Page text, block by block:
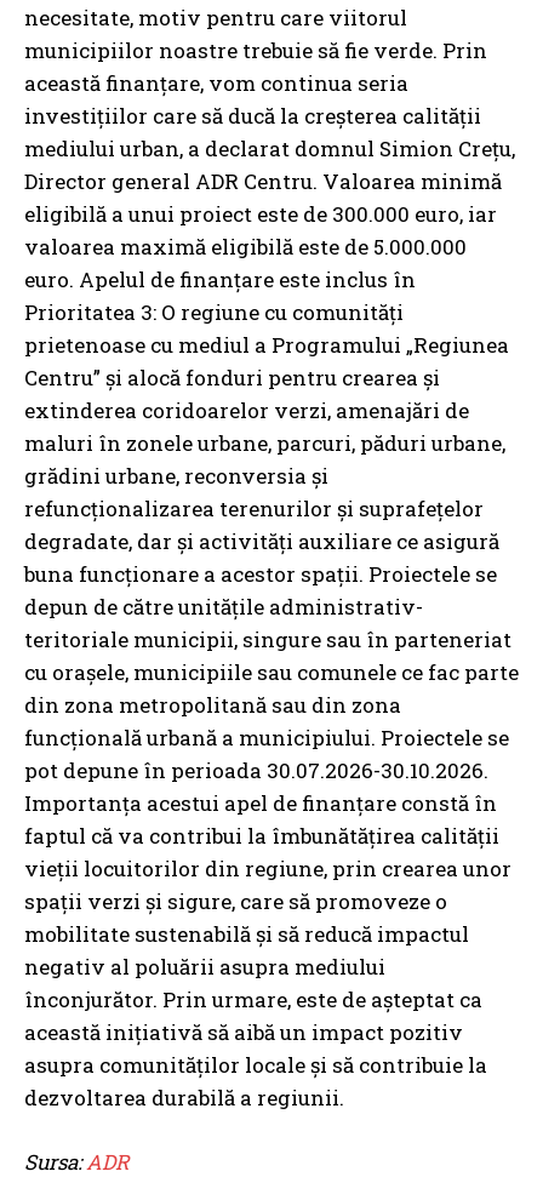
necesitate, motiv pentru care viitorul
municipiilor noastre trebuie să fie verde. Prin
această finanțare, vom continua seria
investițiilor care să ducă la creșterea calității
mediului urban, a declarat domnul Simion Crețu,
Director general ADR Centru. Valoarea minimă
eligibilă a unui proiect este de 300.000 euro, iar
valoarea maximă eligibilă este de 5.000.000
euro. Apelul de finanțare este inclus în
Prioritatea 3: O regiune cu comunități
prietenoase cu mediul a Programului „Regiunea
Centru” și alocă fonduri pentru crearea și
extinderea coridoarelor verzi, amenajări de
maluri în zonele urbane, parcuri, păduri urbane,
grădini urbane, reconversia și
refuncționalizarea terenurilor și suprafețelor
degradate, dar și activități auxiliare ce asigură
buna funcționare a acestor spații. Proiectele se
depun de către unitățile administrativ-
teritoriale municipii, singure sau în parteneriat
cu orașele, municipiile sau comunele ce fac parte
din zona metropolitană sau din zona
funcțională urbană a municipiului. Proiectele se
pot depune în perioada 30.07.2026-30.10.2026.
Importanța acestui apel de finanțare constă în
faptul că va contribui la îmbunătățirea calității
vieții locuitorilor din regiune, prin crearea unor
spații verzi și sigure, care să promoveze o
mobilitate sustenabilă și să reducă impactul
negativ al poluării asupra mediului
înconjurător. Prin urmare, este de așteptat ca
această inițiativă să aibă un impact pozitiv
asupra comunităților locale și să contribuie la
dezvoltarea durabilă a regiunii.
Sursa:ADR